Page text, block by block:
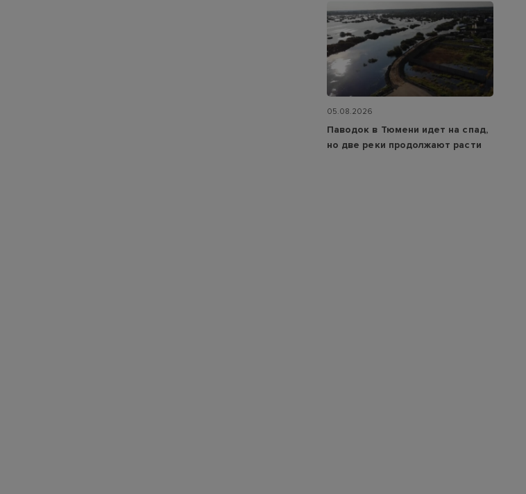
05.08.2026
Паводок в Тюмени идет на спад,
но две реки продолжают расти